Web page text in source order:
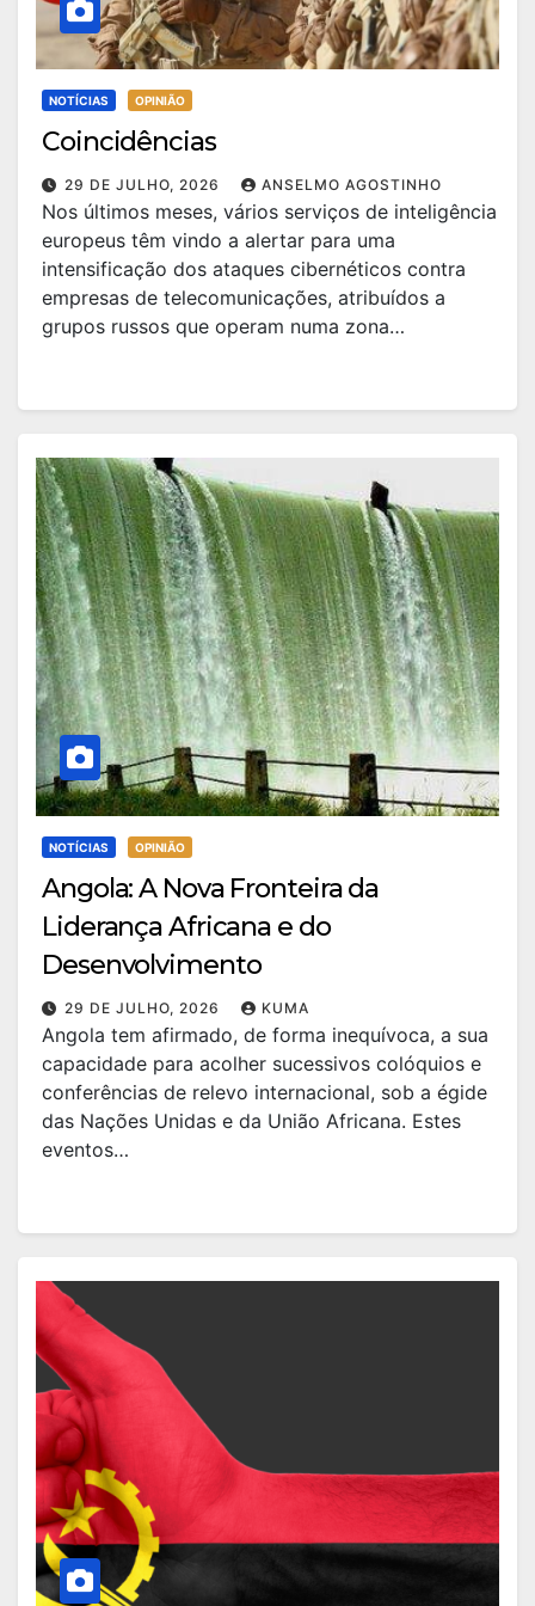
NOTÍCIAS OPINIÃO
Coincidências
29 DE JULHO, 2026 ANSELMO AGOSTINHO
Nos últimos meses, vários serviços de inteligência
europeus têm vindo a alertar para uma
intensificação dos ataques cibernéticos contra
empresas de telecomunicações, atribuídos a
grupos russos que operam numa zona…
NOTÍCIAS OPINIÃO
Angola: A Nova Fronteira da
Liderança Africana e do
Desenvolvimento
29 DE JULHO, 2026 KUMA
Angola tem afirmado, de forma inequívoca, a sua
capacidade para acolher sucessivos colóquios e
conferências de relevo internacional, sob a égide
das Nações Unidas e da União Africana. Estes
eventos…